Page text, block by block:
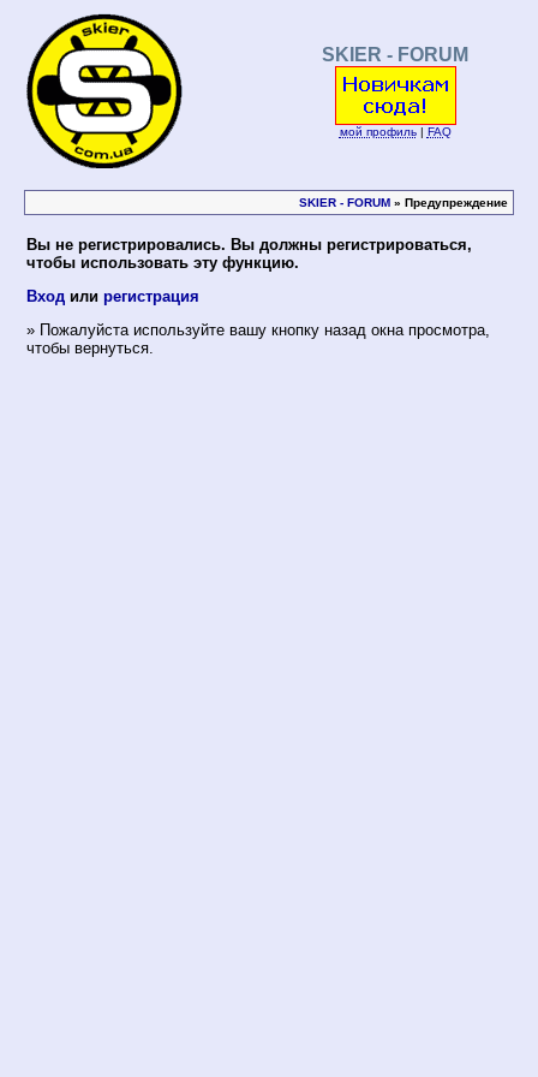
SKIER - FORUM
мой профиль| FAQ
SKIER - FORUM » Предупреждение
Вы не регистрировались. Вы должны регистрироваться,
чтобы использовать эту функцию.
Вход или регистрация
» Пожалуйста используйте вашу кнопку назад окна просмотра,
чтобы вернуться.